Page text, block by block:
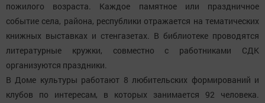
пожилого возраста. Каждое памятное или праздничное
событие села, района, республики отражается на тематических
книжных выставках и стенгазетах. В библиотеке проводятся
литературные кружки, совместно с работниками СДК
организуются праздники.
В Доме культуры работают 8 любительских формирований и
клубов по интересам, в которых занимается 92 человека.